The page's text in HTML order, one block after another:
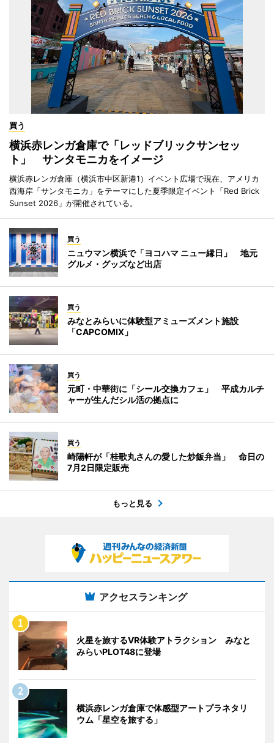
買う
横浜赤レンガ倉庫で「レッドブリックサンセッ
ト」 サンタモニカをイメージ
横浜赤レンガ倉庫（横浜市中区新港1）イベント広場で現在、アメリカ
西海岸「サンタモニカ」をテーマにした夏季限定イベント「Red Brick
Sunset 2026」が開催されている。
買う
ニュウマン横浜で「ヨコハマ ニュー縁日」 地元
グルメ・グッズなど出店
買う
みなとみらいに体験型アミューズメント施設
「CAPCOMIX」
買う
元町・中華街に「シール交換カフェ」 平成カルチ
ャーが生んだシル活の拠点に
買う
崎陽軒が「桂歌丸さんの愛した炒飯弁当」 命日の
7月2日限定販売
もっと見る
アクセスランキング
火星を旅するVR体験アトラクション みなと
みらいPLOT48に登場
横浜赤レンガ倉庫で体感型アートプラネタリ
ウム「星空を旅する」